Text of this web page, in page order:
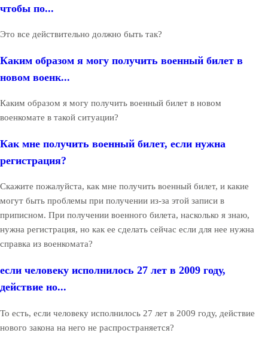
чтобы по...
Это все действительно должно быть так?
Каким образом я могу получить военный билет в
новом военк...
Каким образом я могу получить военный билет в новом
военкомате в такой ситуации?
Как мне получить военный билет, если нужна
регистрация?
Скажите пожалуйста, как мне получить военный билет, и какие
могут быть проблемы при получении из-за этой записи в
приписном. При получении военного билета, насколько я знаю,
нужна регистрация, но как ее сделать сейчас если для нее нужна
справка из военкомата?
если человеку исполнилось 27 лет в 2009 году,
действие но...
То есть, если человеку исполнилось 27 лет в 2009 году, действие
нового закона на него не распространяется?